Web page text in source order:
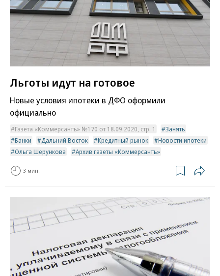
Льготы идут на готовое
Новые условия ипотеки в ДФО оформили
официально
Газета «Коммерсантъ» №170 от 18.09.2020, стр. 1
Занять
Банки
Дальний Восток Кредитный рынок
Новости ипотеки
Ольга Шерункова
Архив газеты «Коммерсантъ»
3 мин.